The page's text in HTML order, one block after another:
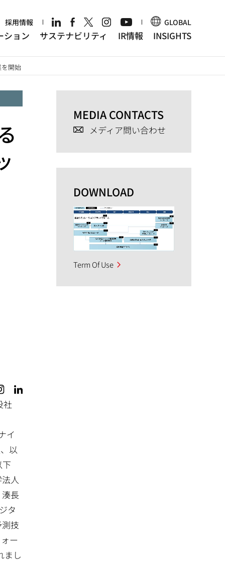
採用情報 GLOBAL
ション サステナビリティ IR情報 INSIGHTS
開始
社
イ
以
人
長
タ
技
ー
まし
MEDIA CONTACTS
メディア問い合わせ
DOWNLOAD
Term Of Use